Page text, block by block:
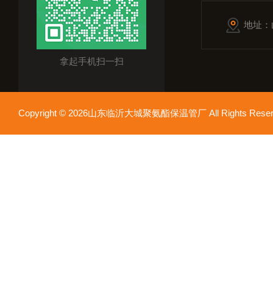
拿起手机扫一扫
地址
Copyright © 2026山东临沂大城聚氨酯保温管厂 All Rights